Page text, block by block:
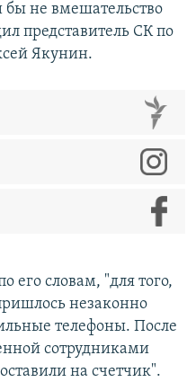
бы не вмешательство
представитель СК по
Якунин.
его словам, "для того,
незаконно
телефоны. После
сотрудниками
на счетчик".